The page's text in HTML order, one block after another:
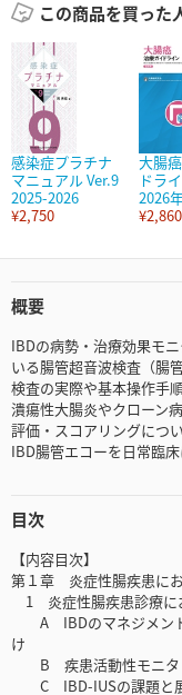
この商品を買った
感染症プラチナ
マニュアル Ver.9
2025-2026
¥2,750
大腸
ドラ
2026
¥2,860
概要
IBDの病勢・治療効果モ
いる腸管超音波検査（腸
検査の実際や基本操作手
潰瘍性大腸炎やクローン
評価・スコアリングにつ
IBD腸管エコーを日常臨
目次
【内容目次】
第１章 炎症性腸疾患に
1 炎症性腸疾患診療に
A IBDのマネジメン
け
B 疾患活動性モニタ
C IBD-IUSの課題と